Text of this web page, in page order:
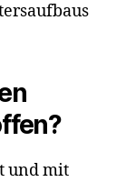
und mit